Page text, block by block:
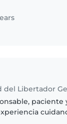
paciente